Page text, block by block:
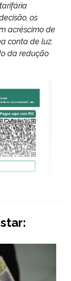
os
acréscimo de
conta de luz.
da redução